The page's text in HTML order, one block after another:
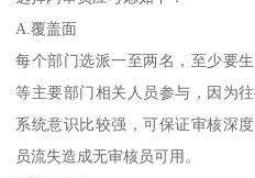
A.覆盖面
每个部门选派一至两名，至少要
等主要部门相关人员参与，因为
系统意识比较强，可保证审核深
员流失造成无审核员可用。